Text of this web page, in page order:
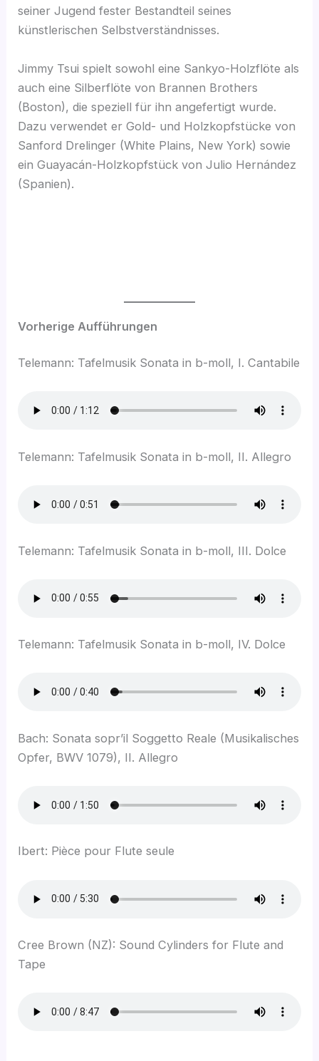
seiner Jugend fester Bestandteil seines
künstlerischen Selbstverständnisses.
Jimmy Tsui spielt sowohl eine Sankyo-Holzflöte als
auch eine Silberflöte von Brannen Brothers
(Boston), die speziell für ihn angefertigt wurde.
Dazu verwendet er Gold- und Holzkopfstücke von
Sanford Drelinger (White Plains, New York) sowie
ein Guayacán-Holzkopfstück von Julio Hernández
(Spanien).
Vorherige Aufführungen
Telemann: Tafelmusik Sonata in b-moll, I. Cantabile
Telemann: Tafelmusik Sonata in b-moll, II. Allegro
Telemann: Tafelmusik Sonata in b-moll, III. Dolce
Telemann: Tafelmusik Sonata in b-moll, IV. Dolce
Bach: Sonata sopr’il Soggetto Reale (Musikalisches
Opfer, BWV 1079), II. Allegro
Ibert: Pièce pour Flute seule
Cree Brown (NZ): Sound Cylinders for Flute and
Tape